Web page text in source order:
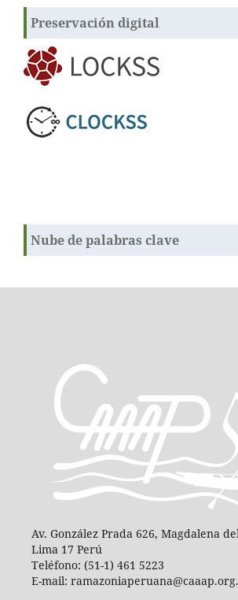
Preservación digital
Nube de palabras clave
Av. González Prada 626, Magdalena
Lima 17 Perú
Teléfono: (51-1) 461 5223
E-mail: